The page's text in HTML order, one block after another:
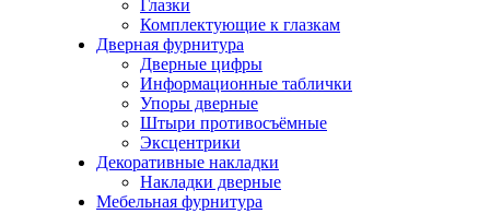
Глазки
Комплектующие к глазкам
Дверная фурнитура
Дверные цифры
Информационные таблички
Упоры дверные
Штыри противосъёмные
Эксцентрики
Декоративные накладки
Накладки дверные
Мебельная фурнитура